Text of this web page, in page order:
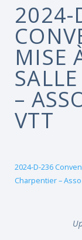
2024-
MISE
–
VTT
2024-D-236
Charpentier –